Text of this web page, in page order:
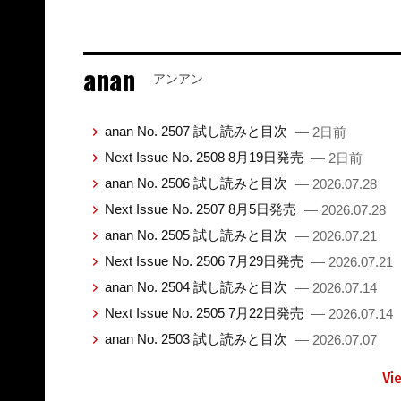
anan アンアン
anan No. 2507 試し読みと目次 — 2日前
Next Issue No. 2508 8月19日発売 — 2日前
anan No. 2506 試し読みと目次 — 2026.07.28
Next Issue No. 2507 8月5日発売 — 2026.07.28
anan No. 2505 試し読みと目次 — 2026.07.21
Next Issue No. 2506 7月29日発売 — 2026.07.21
anan No. 2504 試し読みと目次 — 2026.07.14
Next Issue No. 2505 7月22日発売 — 2026.07.14
anan No. 2503 試し読みと目次 — 2026.07.07